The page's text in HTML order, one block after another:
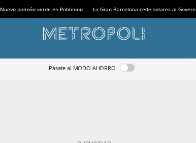
Nuevo pulmón verde en Poblenou La Gran Barcelona cede solares al Govern
Pásate al MODO AHORRO